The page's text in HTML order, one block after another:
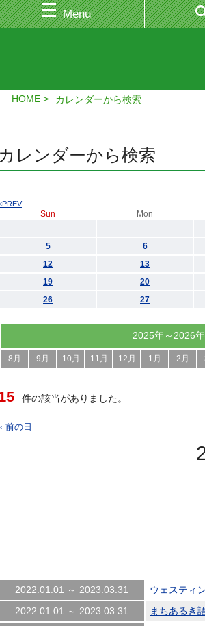
Menu
HOME カレンダーから検索
カレンダーから検索
Sun Mon
5
6
12
13
19
20
26
27
2025年～2026年
8月 9月 10月 11月 12月 1月 2月
件の該当がありました。
前の日
2022.01.01 ～ 2023.03.31
ウェスティ
2022.01.01 ～ 2023.03.31
まちあるき